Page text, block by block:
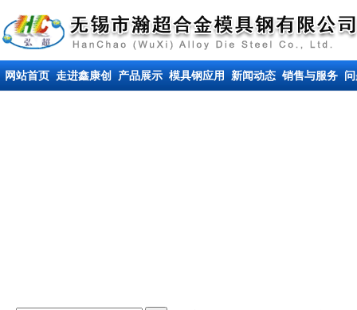
网站首页 走进鑫康创 产品展示 模具钢应用 新闻动态 销售与服务